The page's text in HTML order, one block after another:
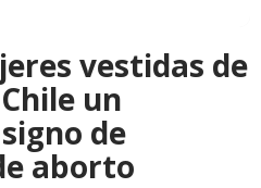
vestidas de
un
de
aborto